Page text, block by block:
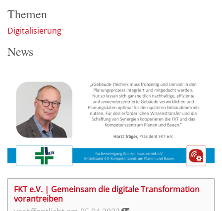
Themen
Digitalisierung
News
FKT e.V. | Gemeinsam die digitale Transformation
vorantreiben